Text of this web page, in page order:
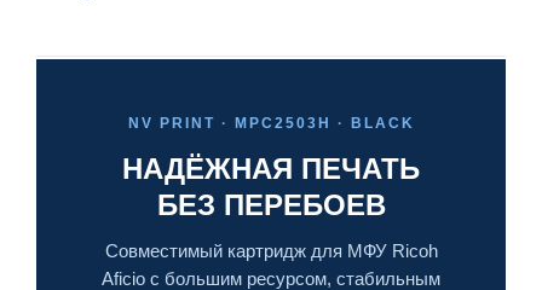
NV PRINT · MPC2503H · BLACK
НАДЁЖНАЯ ПЕЧАТЬ
БЕЗ ПЕРЕБОЕВ
Совместимый картридж для МФУ Ricoh
Aficio с большим ресурсом, стабильным